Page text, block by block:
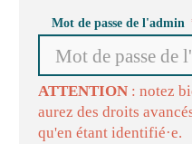
Mot de passe de l'admin
ATTENTION : notez
aurez des droits
qu'en étant identifié·e.